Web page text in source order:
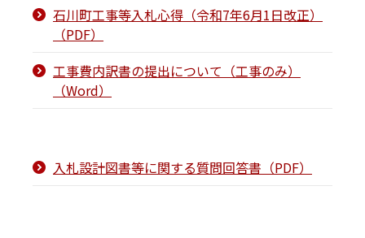
石川町工事等入札心得（令和7年6月1日改正）
（PDF）
工事費内訳書の提出について（工事のみ）
（Word）
入札設計図書等に関する質問回答書（PDF）